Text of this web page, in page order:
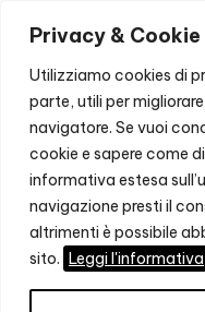
Privacy &
Utilizziamo cookies di
parte, utili per
navigatore. Se vuoi
cookie e sapere come
informativa estesa
navigazione presti il
altrimenti è possibile
sito. Leggi l'informativa